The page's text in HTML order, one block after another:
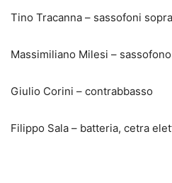
Tino Tracanna – sassofoni
Massimiliano Milesi –
Giulio Corini – contrabbasso
Filippo Sala – batteria, cetra